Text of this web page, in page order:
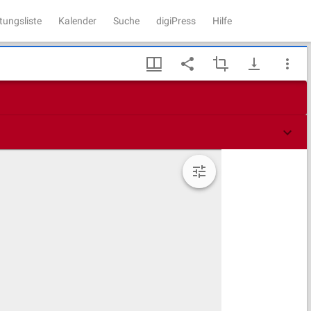
Kalender Suche digiPress Hilfe